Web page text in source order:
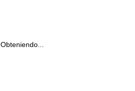
Obteniendo...